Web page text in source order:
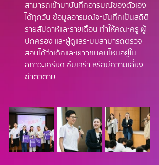
สามารถเข้ามาบันทึกอารมณ์ของตัวเอง
ได้ทุกวัน ข้อมูลอารมณ์จะบันทึกเป็นสถิติ
รายสัปดาห์และรายเดือน ทำให้คณะครู ผู้
ปกครอง และผู้ดูแลระบบสามารถตรวจ
สอบได้ว่าเด็กและเยาวชนคนไหนอยู่ใน
สภาวะเครียด ซึมเศร้า หรือมีความเสี่ยง
ฆ่าตัวตาย